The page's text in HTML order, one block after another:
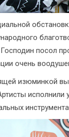
посол
очень
изюминкой
исполнили